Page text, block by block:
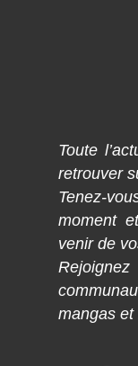
Toute
retrouver
Tenez-
moment
venir de
mangas